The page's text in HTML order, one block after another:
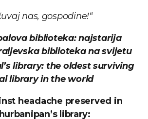
nas, gospodine!“
biblioteka: najstarija
biblioteka na svijetu
library: the oldest surviving
library in the world
headache preserved in
library: